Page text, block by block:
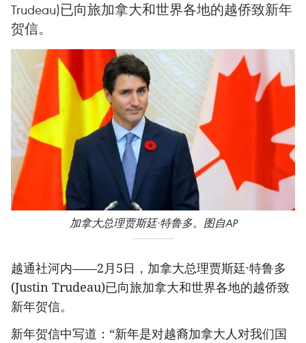
Trudeau)已向旅加拿大和世界各地的越侨致新年
贺信。
加拿大总理贾斯廷·特鲁多。图自AP
越通社河内——2月5日，加拿大总理贾斯廷·特鲁多
(Justin Trudeau)已向旅加拿大和世界各地的越侨致
新年贺信。
新年贺信中写道：“新年是对越裔加拿大人对我们国